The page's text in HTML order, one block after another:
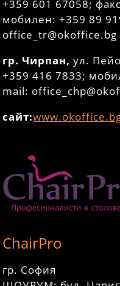
+359 601 67058;
мобилен: +359 89
office_tr@okoffice.bg
гр. Чирпан,ул.
+359 416 7833;
mail:
сайт:
ChairPro
гр. София